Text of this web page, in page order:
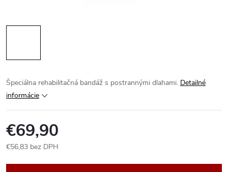
Špeciálna rehabilitačná bandáž s postrannými dlahami. Detailné
informácie
€69,90
€56,83 bez DPH